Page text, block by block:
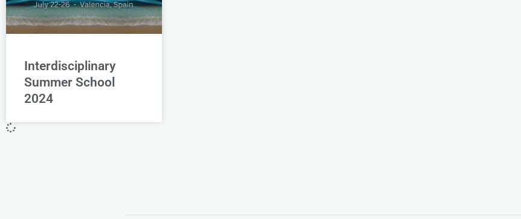
Interdisciplinary
Summer School
2024